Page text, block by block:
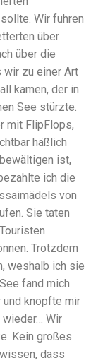
Wir fuhren
über
über die
wir zu einer Art
kamen, der in
See stürzte.
mit FlipFlops,
häßlich
ist,
ich die
von
Sie taten
Trotzdem
weshalb ich sie
fand mich
und knöpfte mir
wieder… Wir
Kein großes
dass